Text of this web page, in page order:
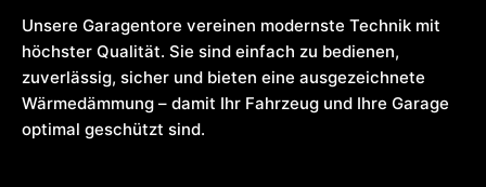
Unsere Garagentore vereinen modernste Technik mit
höchster Qualität. Sie sind einfach zu bedienen,
zuverlässig, sicher und bieten eine ausgezeichnete
Wärmedämmung – damit Ihr Fahrzeug und Ihre Garage
optimal geschützt sind.